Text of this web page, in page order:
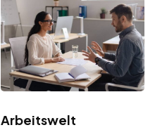
Arbeitswelt